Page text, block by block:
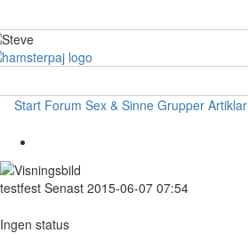
Start Forum Sex & Sinne Grupper Artiklar
testfest Senast 2015-06-07 07:54
Ingen status